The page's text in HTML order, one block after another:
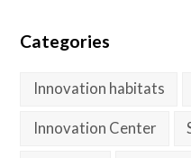
Categories
Innovation habitats
Innovation Center